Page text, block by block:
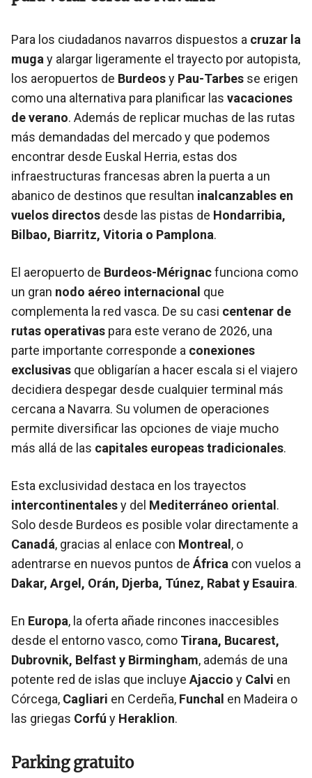
Para los ciudadanos navarros dispuestos a cruzar la
muga y alargar ligeramente el trayecto por autopista,
los aeropuertos de Burdeosy Pau-Tarbes se erigen
como una alternativa para planificar las vacaciones
de verano. Además de replicar muchas de las rutas
más demandadas del mercado y que podemos
encontrar desde Euskal Herria, estas dos
infraestructuras francesas abren la puerta a un
abanico de destinos que resultan inalcanzables en
vuelos directos desde las pistas de Hondarribia,
Bilbao, Biarritz, Vitoria o Pamplona.
El aeropuerto de Burdeos-Mérignacfunciona como
un gran nodo aéreo internacional que
complementa la red vasca. De su casi centenar de
rutas operativas para este verano de 2026, una
parte importante corresponde a conexiones
exclusivas que obligarían a hacer escala si el viajero
decidiera despegar desde cualquier terminal más
cercana a Navarra. Su volumen de operaciones
permite diversificar las opciones de viaje mucho
más allá de las capitales europeas tradicionales.
Esta exclusividad destaca en los trayectos
intercontinentalesy del Mediterráneo oriental .
Solo desde Burdeos es posible volar directamente a
Canadá, gracias al enlace con Montreal , o
adentrarse en nuevos puntos de África con vuelos a
Dakar, Argel, Orán, Djerba, Túnez, Rabat y Esauira.
En Europa, la oferta añade rincones inaccesibles
desde el entorno vasco, como Tirana, Bucarest,
Dubrovnik, Belfast y Birmingham, además de una
potente red de islas que incluye Ajaccio y Calvi en
Córcega, Cagliari en Cerdeña, Funchal en Madeira o
las griegas Corfú y Heraklion.
Parking gratuito